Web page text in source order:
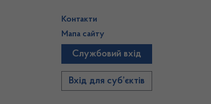
Контакти
Мапа сайту
Службовий вхід
Вхід для суб’єктів